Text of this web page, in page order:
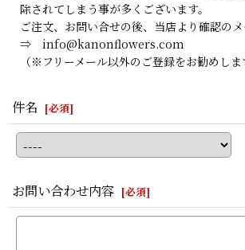
除されてしまう事が多くございます。
ご注文、お問い合せの後、当店より確認の
⇒ info@kanonflowers.com
（※フリーメール以外のご登録をお勧めしま
件名 [必須]
お問い合わせ内容 [必須]